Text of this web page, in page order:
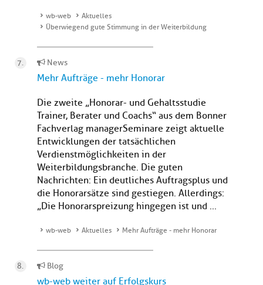
wb-web
Aktuelles
Überwiegend gute Stimmung in der Weiterbildung
News
Mehr Aufträge - mehr Honorar
Die zweite „Honorar- und Gehaltsstudie
Trainer, Berater und Coachs“ aus dem Bonner
Fachverlag managerSeminare zeigt aktuelle
Entwicklungen der tatsächlichen
Verdienstmöglichkeiten in der
Weiterbildungsbranche. Die guten
Nachrichten: Ein deutliches Auftragsplus und
die Honorarsätze sind gestiegen. Allerdings:
„Die Honorarspreizung hingegen ist und ...
wb-web Aktuelles Mehr Aufträge - mehr Honorar
Blog
wb-web weiter auf Erfolgskurs